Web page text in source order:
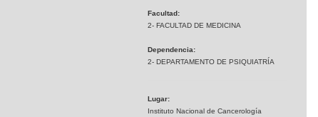
Facultad:
2- FACULTAD DE MEDICINA
Dependencia:
2- DEPARTAMENTO DE PSIQUIATRÍA
Lugar:
Instituto Nacional de Cancerología